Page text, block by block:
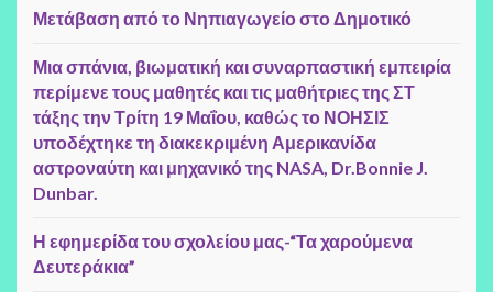
Μετάβαση από το Νηπιαγωγείο στο Δημοτικό
Μια σπάνια, βιωματική και συναρπαστική εμπειρία
περίμενε τους μαθητές και τις μαθήτριες της ΣΤ
τάξης την Τρίτη 19 Μαΐου, καθώς το ΝΟΗΣΙΣ
υποδέχτηκε τη διακεκριμένη Αμερικανίδα
αστροναύτη και μηχανικό της NASA, Dr.Bonnie J.
Dunbar.
Η εφημερίδα του σχολείου μας-“Τα χαρούμενα
Δευτεράκια”